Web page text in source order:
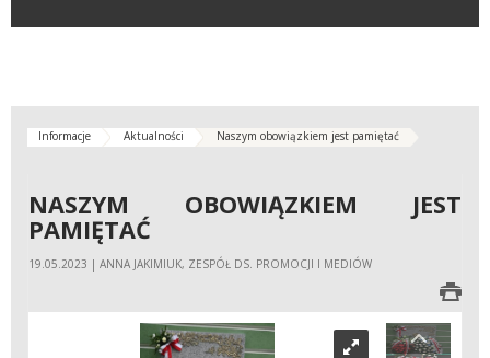
Informacje Aktualności Naszym obowiązkiem jest pamiętać
NASZYM OBOWIĄZKIEM JEST
PAMIĘTAĆ
19.05.2023 | ANNA JAKIMIUK, ZESPÓŁ DS. PROMOCJI I MEDIÓW